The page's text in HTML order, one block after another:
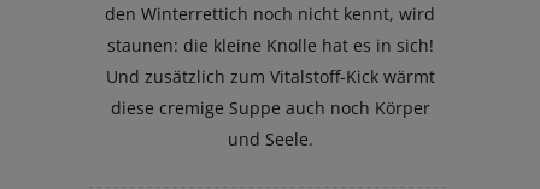
den Winterrettich noch nicht kennt, wird
staunen: die kleine Knolle hat es in sich!
Und zusätzlich zum Vitalstoff-Kick wärmt
diese cremige Suppe auch noch Körper
und Seele.